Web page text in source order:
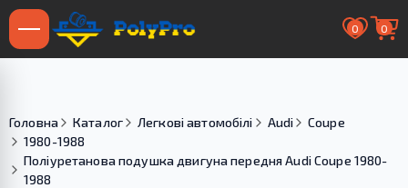
0 0
Головна Каталог Легкові автомобілі Audi
Coupe
1980-1988
Поліуретанова подушка двигуна передня Audi Coupe 1980-
1988